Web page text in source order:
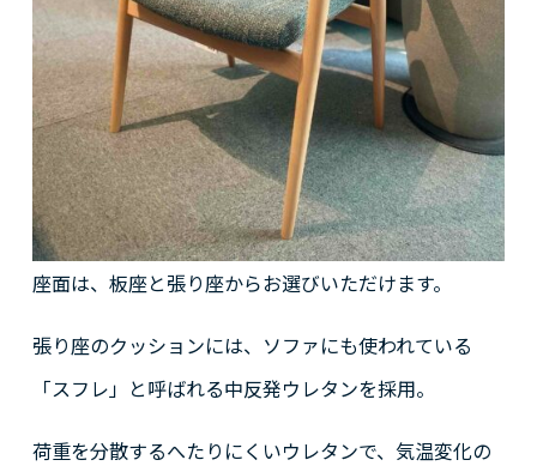
座面は、板座と張り座からお選びいただけます。
張り座のクッションには、ソファにも使われている
「スフレ」と呼ばれる中反発ウレタンを採用。
荷重を分散するへたりにくいウレタンで、気温変化の